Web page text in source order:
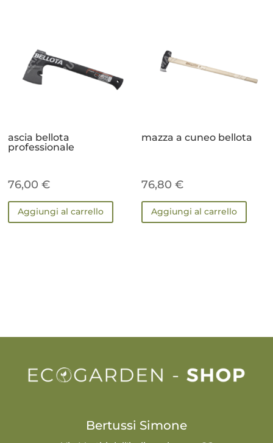
ascia bellota
professionale
76,00€
Aggiungi al carrello
mazza a cuneo bellota
76,80€
Aggiungi al carrello
Bertussi Simone